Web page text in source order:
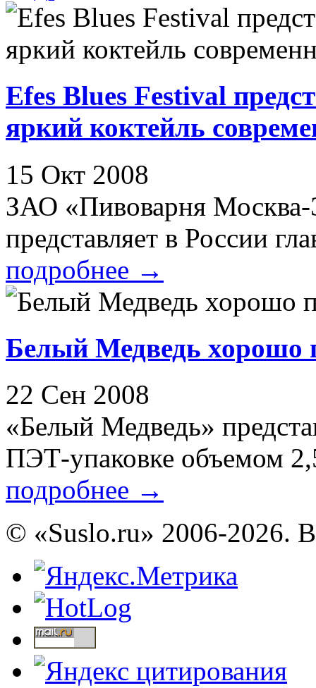
Efes Blues Festival
яркий коктейль
15 Окт 2008
ЗАО «Пивоварня
представляет в России
подробнее →
Белый Медведь хорошо
22 Сен 2008
«Белый Медведь»
ПЭТ-упаковке объемом
подробнее →
© «Suslo.ru» 2006-2026.